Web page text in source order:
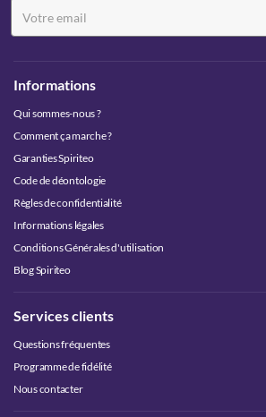
Informations
Qui sommes-nous ?
Comment ça marche ?
Garanties Spiriteo
Code de déontologie
Règles de confidentialité
Informations légales
Conditions Générales d'utilisation
Blog Spiriteo
Services clients
Questions fréquentes
Programme de fidélité
Nous contacter